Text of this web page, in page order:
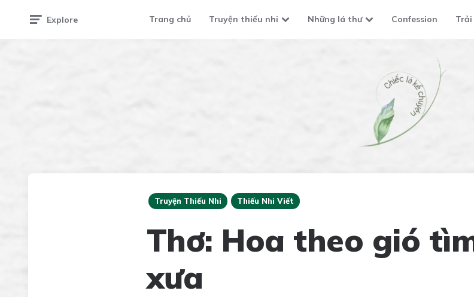
Explore Trang chủ Truyện thiếu nhi Những lá thư Confession
Truyện Thiếu Nhi Thiếu Nhi Viết
Thơ: Hoa theo gió
xưa